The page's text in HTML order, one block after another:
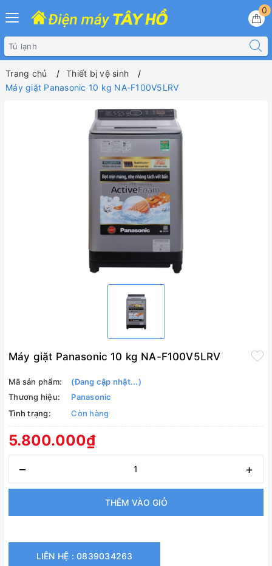
0
Trang chủ
Thiết bị vệ sinh
Máy giặt Panasonic 10 kg NA-F100V5LRV
Máy giặt Panasonic 10 kg NA-F100V5LRV
Mã sản phẩm:
(Đang cập nhật...)
Thương hiệu:
Panasonic
Tình trạng:
Còn hàng
5.800.000₫
– +
THÊM VÀO GIỎ
LIÊN HỆ : 0839034263